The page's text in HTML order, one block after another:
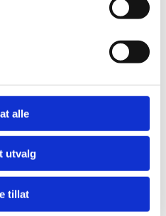
alle
utvalg
tillat